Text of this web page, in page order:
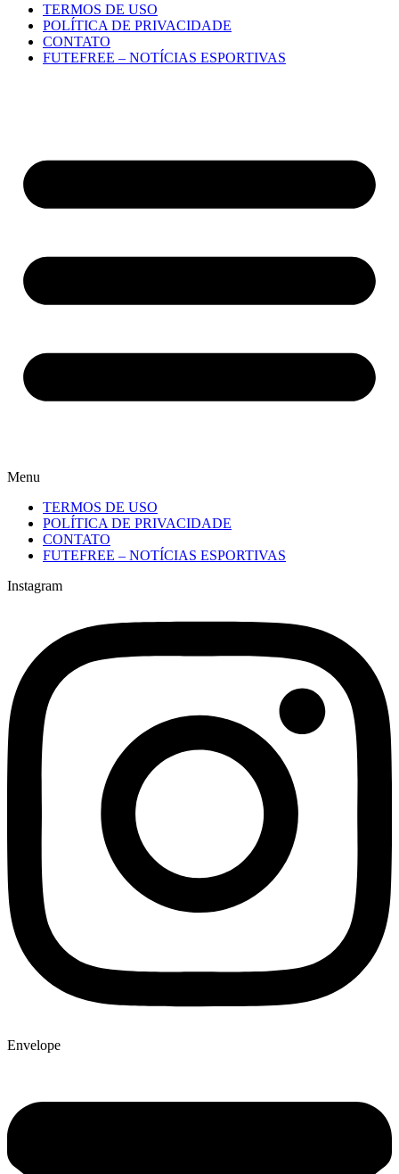
TERMOS DE USO
POLÍTICA DE PRIVACIDADE
CONTATO
FUTEFREE – NOTÍCIAS ESPORTIVAS
Menu
TERMOS DE USO
POLÍTICA DE PRIVACIDADE
CONTATO
FUTEFREE – NOTÍCIAS ESPORTIVAS
Instagram
Envelope